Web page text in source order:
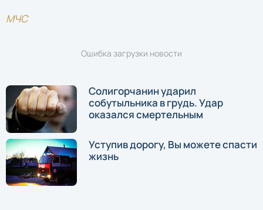
МЧС
Ошибка загрузки новости
Солигорчанин ударил
собутыльника в грудь. Удар
оказался смертельным
Уступив дорогу, Вы можете спасти
жизнь